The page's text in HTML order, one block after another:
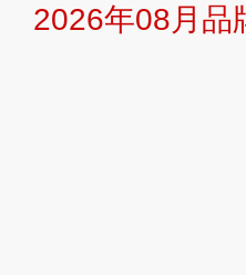
2026年08月品